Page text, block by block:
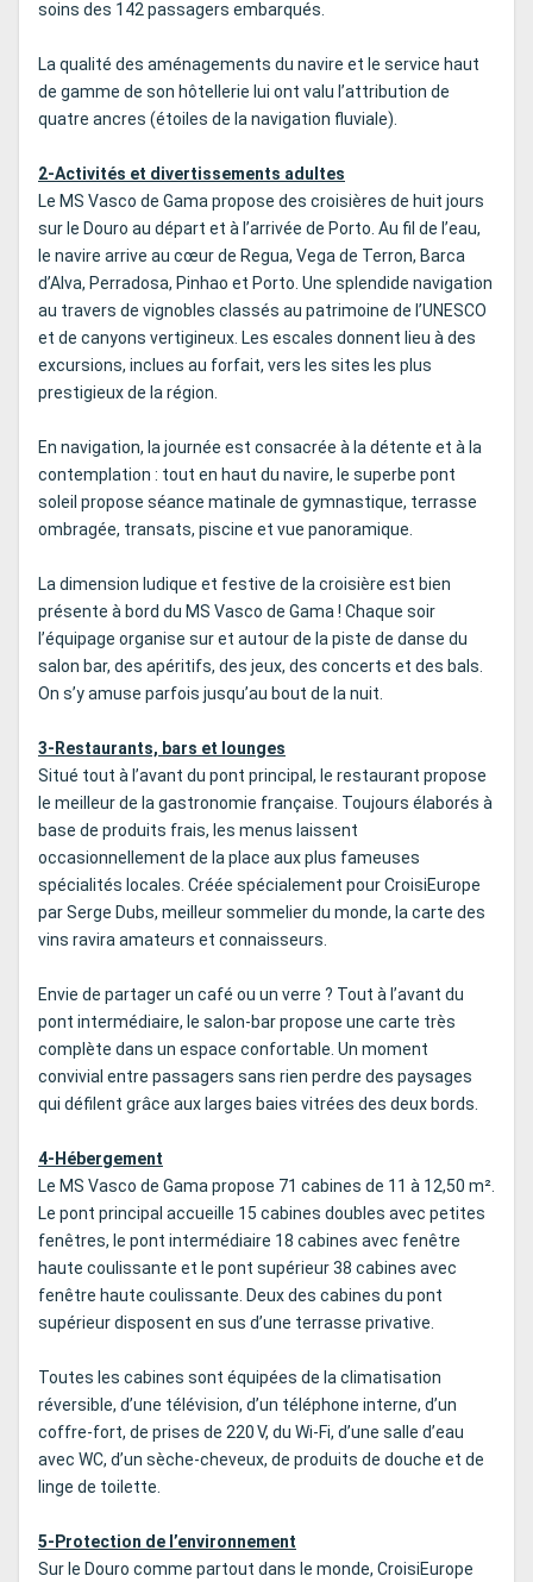
soins des 142 passagers embarqués.
La qualité des aménagements du navire et le service haut
de gamme de son hôtellerie lui ont valu l’attribution de
quatre ancres (étoiles de la navigation fluviale).
2-Activités et divertissements adultes
Le MS Vasco de Gama propose des croisières de huit jours
sur le Douro au départ et à l’arrivée de Porto. Au fil de l’eau,
le navire arrive au cœur de Regua, Vega de Terron, Barca
d’Alva, Perradosa, Pinhao et Porto. Une splendide navigation
au travers de vignobles classés au patrimoine de l’UNESCO
et de canyons vertigineux. Les escales donnent lieu à des
excursions, inclues au forfait, vers les sites les plus
prestigieux de la région.
En navigation, la journée est consacrée à la détente et à la
contemplation : tout en haut du navire, le superbe pont
soleil propose séance matinale de gymnastique, terrasse
ombragée, transats, piscine et vue panoramique.
La dimension ludique et festive de la croisière est bien
présente à bord du MS Vasco de Gama ! Chaque soir
l’équipage organise sur et autour de la piste de danse du
salon bar, des apéritifs, des jeux, des concerts et des bals.
On s’y amuse parfois jusqu’au bout de la nuit.
3-Restaurants, bars et lounges
Situé tout à l’avant du pont principal, le restaurant propose
le meilleur de la gastronomie française. Toujours élaborés à
base de produits frais, les menus laissent
occasionnellement de la place aux plus fameuses
spécialités locales. Créée spécialement pour CroisiEurope
par Serge Dubs, meilleur sommelier du monde, la carte des
vins ravira amateurs et connaisseurs.
Envie de partager un café ou un verre ? Tout à l’avant du
pont intermédiaire, le salon-bar propose une carte très
complète dans un espace confortable. Un moment
convivial entre passagers sans rien perdre des paysages
qui défilent grâce aux larges baies vitrées des deux bords.
4-Hébergement
Le MS Vasco de Gama propose 71 cabines de 11 à 12,50 m².
Le pont principal accueille 15 cabines doubles avec petites
fenêtres, le pont intermédiaire 18 cabines avec fenêtre
haute coulissante et le pont supérieur 38 cabines avec
fenêtre haute coulissante. Deux des cabines du pont
supérieur disposent en sus d’une terrasse privative.
Toutes les cabines sont équipées de la climatisation
réversible, d’une télévision, d’un téléphone interne, d’un
coffre-fort, de prises de 220 V, du Wi-Fi, d’une salle d’eau
avec WC, d’un sèche-cheveux, de produits de douche et de
linge de toilette.
5-Protection de l’environnement
Sur le Douro comme partout dans le monde, CroisiEurope